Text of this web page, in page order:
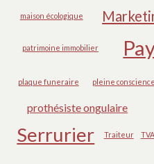
maison écologique
patrimoine immobilier
plaque funeraire pleine conscience
prothésiste ongulaire
Serrurier Traiteur TVA